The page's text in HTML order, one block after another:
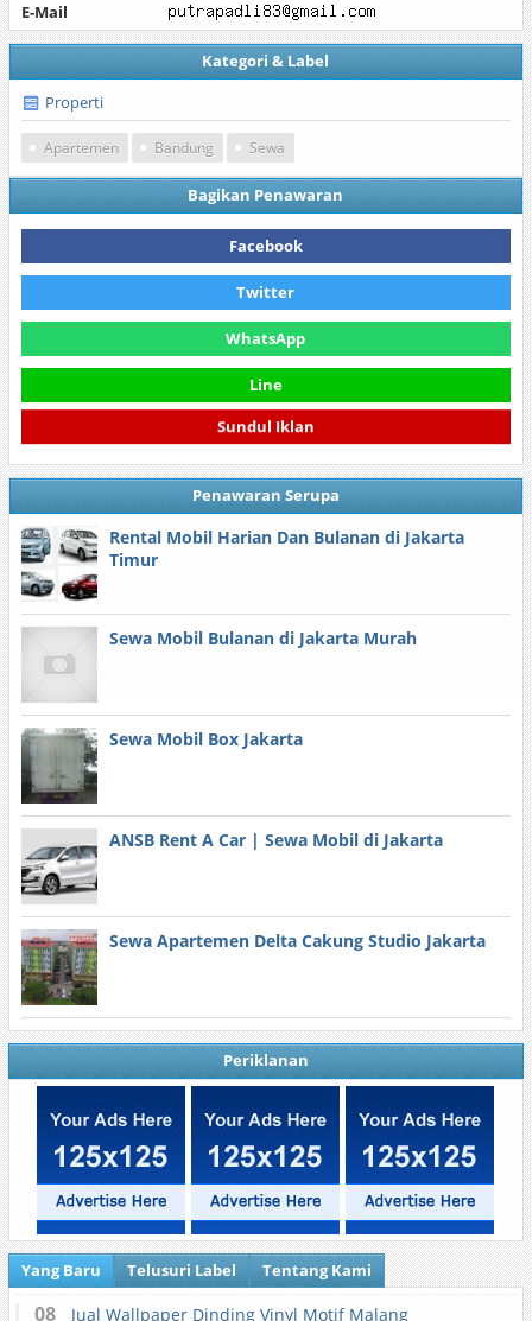
E-Mail
Kategori & Label
Properti
Apartemen Bandung Sewa
Bagikan Penawaran
Facebook
Twitter
WhatsApp
Line
Sundul Iklan
Penawaran Serupa
Rental Mobil Harian Dan Bulanan di Jakarta
Timur
Sewa Mobil Bulanan di Jakarta Murah
Sewa Mobil Box Jakarta
ANSB Rent A Car | Sewa Mobil di Jakarta
Sewa Apartemen Delta Cakung Studio Jakarta
Periklanan
Yang Baru Telusuri Label Tentang Kami
08 Jual Wallpaper Dinding Vinyl Motif Malang